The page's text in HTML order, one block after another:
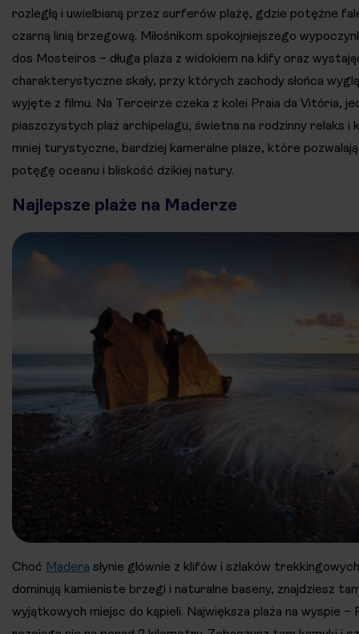
rozległą i uwielbianą przez surferów plażę, gdzie potężne
czarną linią brzegową. Miłośnikom spokojniejszego
dos Mosteiros – długa plaża z widokiem na klify oraz
charakterystyczne skały, przy których zachody słońca
wyjęte z filmu. Na Terceirze czeka z kolei Praia da Vitória,
piaszczystych plaż archipelagu, świetna na rodzinny relaks i
mniej turystyczne, bardziej kameralne plaże, które
potęgę oceanu i bliskość dzikiej natury.
Najlepsze plaże na Maderze
Choć Madera słynie głównie z klifów i szlaków
dominują kamieniste brzegi i naturalne baseny, znajdziesz
wyjątkowych miejsc do kąpieli. Największa plaża na wyspie –